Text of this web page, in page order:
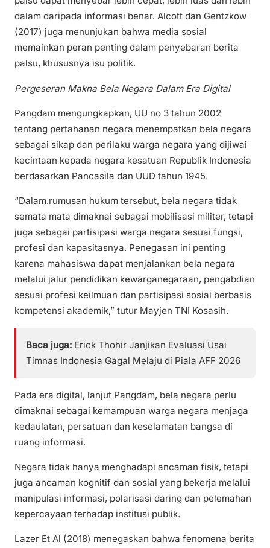
dalam daripada informasi benar. Alcott dan Gentzkow
(2017) juga menunjukan bahwa media sosial
memainkan peran penting dalam penyebaran berita
palsu, khususnya isu politik.
Pergeseran Makna Bela Negara Dalam Era Digital
Pangdam mengungkapkan, UU no 3 tahun 2002
tentang pertahanan negara menempatkan bela negara
sebagai sikap dan perilaku warga negara yang dijiwai
kecintaan kepada negara kesatuan Republik Indonesia
berdasarkan Pancasila dan UUD tahun 1945.
“Dalam.rumusan hukum tersebut, bela negara tidak
semata mata dimaknai sebagai mobilisasi militer, tetapi
juga sebagai partisipasi warga negara sesuai fungsi,
profesi dan kapasitasnya. Penegasan ini penting
karena mahasiswa dapat menjalankan bela negara
melalui jalur pendidikan kewarganegaraan, pengabdian
sesuai profesi keilmuan dan partisipasi sosial berbasis
kompetensi akademik,” tutur Mayjen TNI Kosasih.
Baca juga: Erick Thohir Janjikan Evaluasi Usai
Timnas Indonesia Gagal Melaju di Piala AFF 2026
Pada era digital, lanjut Pangdam, bela negara perlu
dimaknai sebagai kemampuan warga negara menjaga
kedaulatan, persatuan dan keselamatan bangsa di
ruang informasi.
Negara tidak hanya menghadapi ancaman fisik, tetapi
juga ancaman kognitif dan sosial yang bekerja melalui
manipulasi informasi, polarisasi daring dan pelemahan
kepercayaan terhadap institusi publik.
Lazer Et Al (2018) menegaskan bahwa fenomena berita